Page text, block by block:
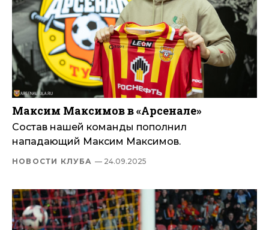
Максим Максимов в «Арсенале»
Состав нашей команды пополнил
нападающий Максим Максимов.
НОВОСТИ КЛУБА — 24.09.2025